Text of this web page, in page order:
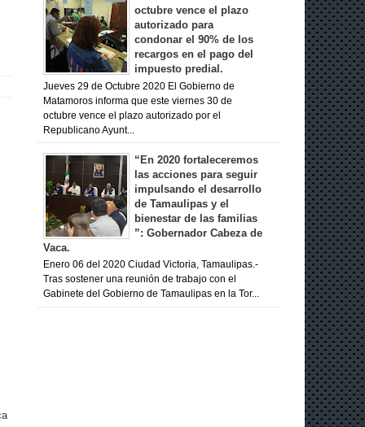
octubre vence el plazo
autorizado para
condonar el 90% de los
recargos en el pago del
impuesto predial.
Jueves 29 de Octubre 2020 El Gobierno de
Matamoros informa que este viernes 30 de
octubre vence el plazo autorizado por el
Republicano Ayunt...
“En 2020 fortaleceremos
las acciones para seguir
impulsando el desarrollo
de Tamaulipas y el
bienestar de las familias
”: Gobernador Cabeza de
Vaca.
Enero 06 del 2020 Ciudad Victoria, Tamaulipas.-
Tras sostener una reunión de trabajo con el
Gabinete del Gobierno de Tamaulipas en la Tor...